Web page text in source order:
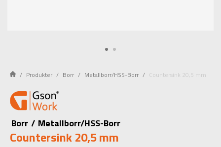
Produkter Borr Metallborr/HSS-Borr Countersink 20,5 mm
Borr / Metallborr/HSS-Borr
Countersink 20,5 mm